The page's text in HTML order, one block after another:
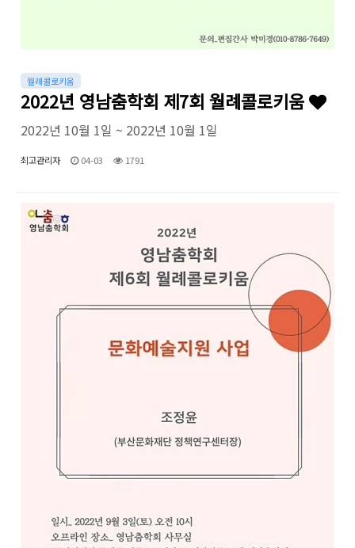
월례콜로키움
2022년 영남춤학회 제7회 월례콜로키움
2022년 10월 1일 ~ 2022년 10월 1일
최고관리자 04-03 1791